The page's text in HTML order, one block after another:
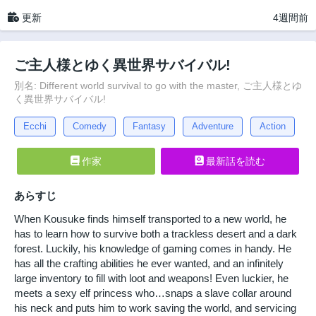
更新 4週間前
ご主人様とゆく異世界サバイバル!
別名: Different world survival to go with the master, ご主人様とゆ
く異世界サバイバル!
Ecchi Comedy Fantasy Adventure Action
作家 最新話を読む
あらすじ
When Kousuke finds himself transported to a new world, he
has to learn how to survive both a trackless desert and a dark
forest. Luckily, his knowledge of gaming comes in handy. He
has all the crafting abilities he ever wanted, and an infinitely
large inventory to fill with loot and weapons! Even luckier, he
meets a sexy elf princess who…snaps a slave collar around
his neck and puts him to work saving the world, and servicing